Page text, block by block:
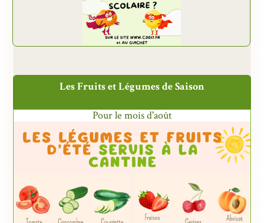
Les Fruits et Légumes de Saison
Pour le mois d'août